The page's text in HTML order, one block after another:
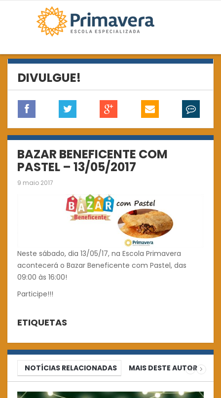
DIVULGUE!
BAZAR BENEFICENTE COM
PASTEL – 13/05/2017
9 maio 2017
Neste sábado, dia 13/05/17, na Escola Primavera
acontecerá o Bazar Beneficente com Pastel, das
09:00 às 16:00!
Participe!!!
ETIQUETAS
NOTÍCIAS RELACIONADAS MAIS DESTE AUTOR